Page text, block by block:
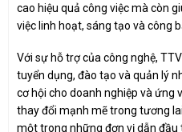
cao hiệu quả công việc mà còn
việc linh hoạt, sáng tạo và công
Với sự hỗ trợ của công nghệ,
tuyển dụng, đào tạo và quản lý
cơ hội cho doanh nghiệp và ứng
thay đổi mạnh mẽ trong tương
một trong những đơn vị dẫn đầu